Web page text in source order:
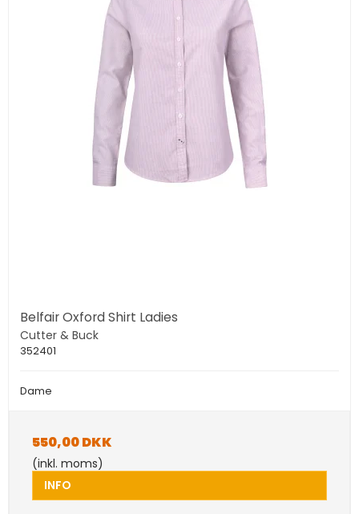
Belfair Oxford Shirt Ladies
Cutter & Buck
352401
Dame
550,00 DKK
(inkl. moms)
INFO